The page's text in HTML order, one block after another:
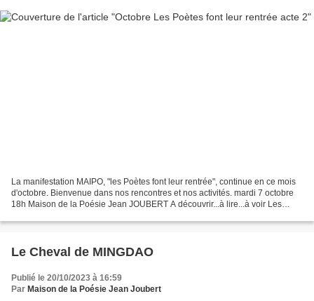
La manifestation MAIPO, "les Poètes font leur rentrée", continue en ce mois
d'octobre. Bienvenue dans nos rencontres et nos activités. mardi 7 octobre
18h Maison de la Poésie Jean JOUBERT A découvrir...à lire...à voir Les
Le Cheval de MINGDAO
Publié le 20/10/2023 à 16:59
Par Maison de la Poésie Jean Joubert